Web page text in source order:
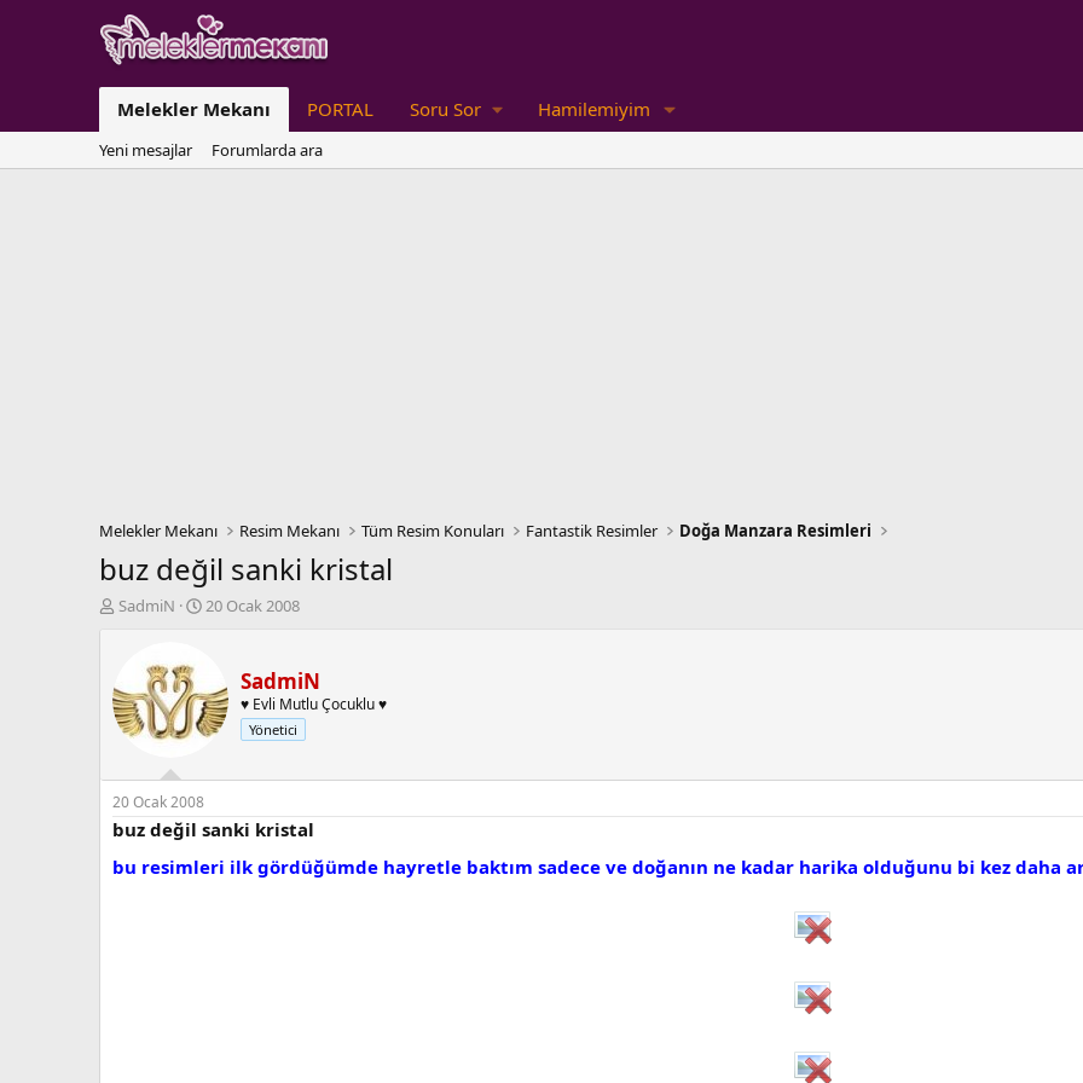
Melekler Mekanı PORTAL Soru Sor Hamilemiyim
Yeni mesajlar Forumlarda ara
Melekler Mekanı Resim Mekanı Tüm Resim Konuları Fantastik Resimler Doğa Manzara Resimleri
buz değil sanki kristal
K
u
y
u
a
ş
l
a
t
SadmiN
B
a
n
g
ç
a
r
i
20 Ocak 2008
SadmiN
♥ Evli Mutlu Çocuklu ♥
Yönetici
20 Ocak 2008
buz değil sanki kristal
bu resimleri ilk gördüğümde hayretle baktım sadece ve doğanın ne kadar harika olduğunu bi kez daha